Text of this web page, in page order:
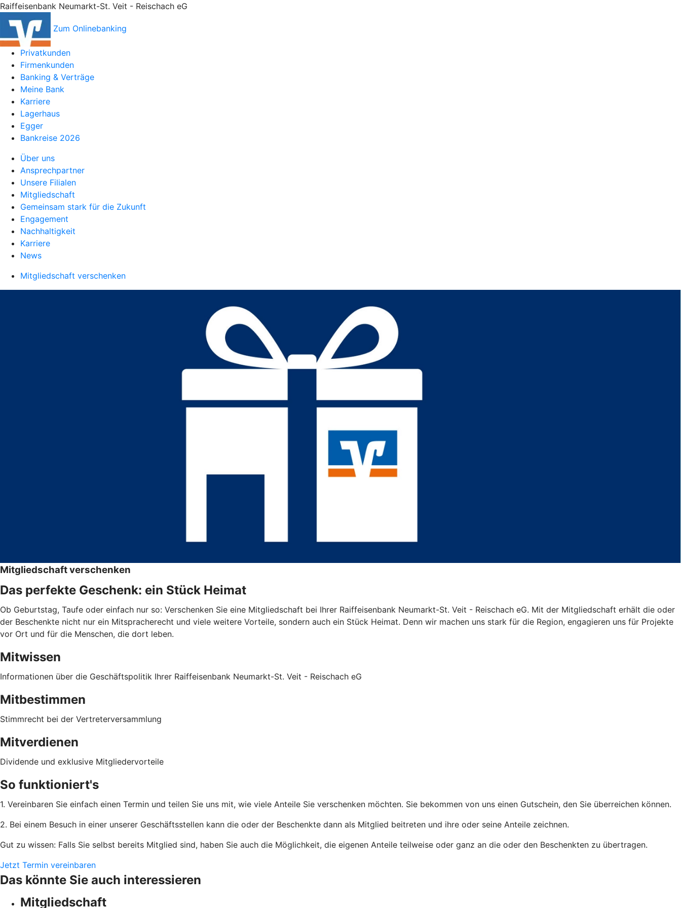
Raiffeisenbank Neumarkt-St. Veit - Reischach eG
Zum Onlinebanking
Privatkunden
Firmenkunden
Banking & Verträge
Meine Bank
Karriere
Lagerhaus
Egger
Bankreise 2026
Über uns
Ansprechpartner
Unsere Filialen
Mitgliedschaft
Gemeinsam stark für die Zukunft
Engagement
Nachhaltigkeit
Karriere
News
Mitgliedschaft verschenken
Mitgliedschaft verschenken
Das perfekte Geschenk: ein Stück Heimat
Ob Geburtstag, Taufe oder einfach nur so: Verschenken Sie eine Mitgliedschaft bei Ihrer Raiffeisenbank Neumarkt-St. Veit - Reischach eG. Mit der Mitgliedschaft erhält die oder
der Beschenkte nicht nur ein Mitspracherecht und viele weitere Vorteile, sondern auch ein Stück Heimat. Denn wir machen uns stark für die Region, engagieren uns für Projekte
vor Ort und für die Menschen, die dort leben.
Mitwissen
Informationen über die Geschäftspolitik Ihrer Raiffeisenbank Neumarkt-St. Veit - Reischach eG
Mitbestimmen
Stimmrecht bei der Vertreterversammlung
Mitverdienen
Dividende und exklusive Mitgliedervorteile
So funktioniert's
1. Vereinbaren Sie einfach einen Termin und teilen Sie uns mit, wie viele Anteile Sie verschenken möchten. Sie bekommen von uns einen Gutschein, den Sie überreichen können.
2. Bei einem Besuch in einer unserer Geschäftsstellen kann die oder der Beschenkte dann als Mitglied beitreten und ihre oder seine Anteile zeichnen.
Gut zu wissen: Falls Sie selbst bereits Mitglied sind, haben Sie auch die Möglichkeit, die eigenen Anteile teilweise oder ganz an die oder den Beschenkten zu übertragen.
Jetzt Termin vereinbaren
Das könnte Sie auch interessieren
Mitgliedschaft